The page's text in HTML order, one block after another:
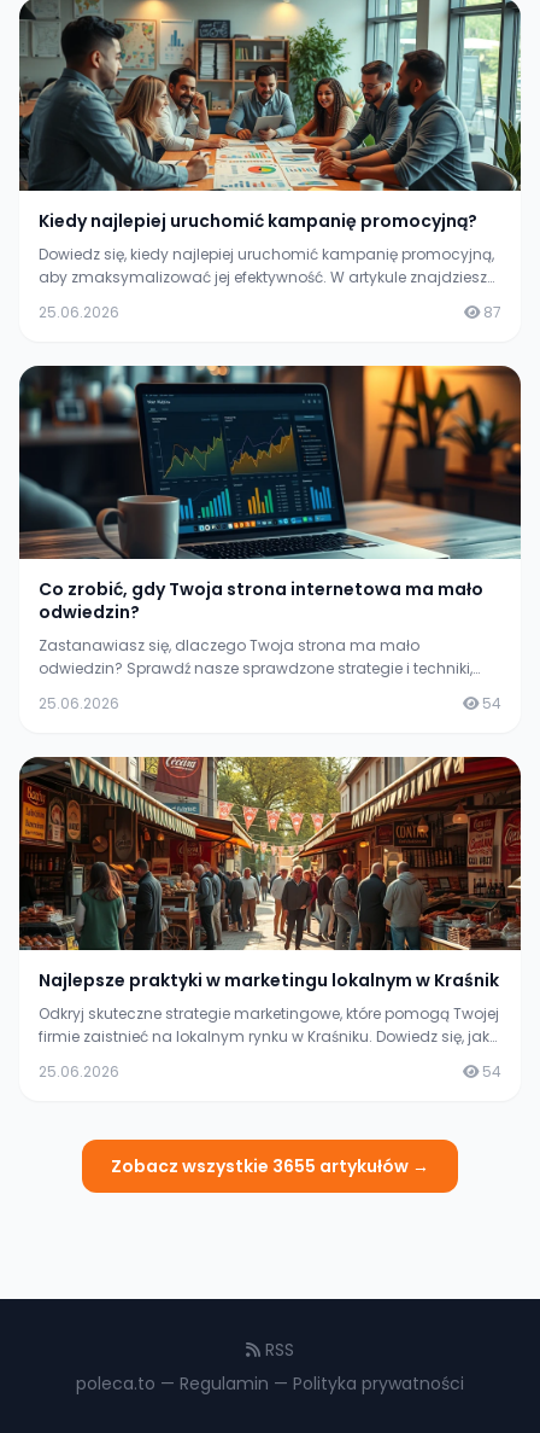
Kiedy najlepiej uruchomić kampanię promocyjną?
Dowiedz się, kiedy najlepiej uruchomić kampanię promocyjną,
aby zmaksymalizować jej efektywność. W artykule znajdziesz
25.06.2026 87
Co zrobić, gdy Twoja strona internetowa ma mało
odwiedzin?
Zastanawiasz się, dlaczego Twoja strona ma mało
odwiedzin? Sprawdź nasze sprawdzone strategie i techniki,
25.06.2026 54
Najlepsze praktyki w marketingu lokalnym w Kraśnik
Odkryj skuteczne strategie marketingowe, które pomogą Twojej
firmie zaistnieć na lokalnym rynku w Kraśniku. Dowiedz się, jak
25.06.2026 54
Zobacz wszystkie 3655 artykułów →
RSS
poleca.to — Regulamin — Polityka prywatności